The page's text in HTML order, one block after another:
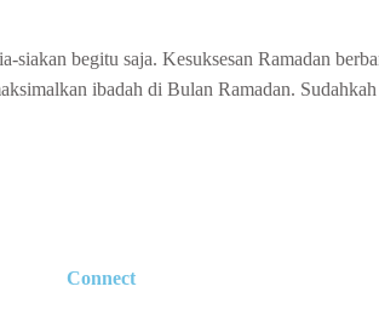
siakan begitu saja. Kesuksesan Ramadan
ibadah di Bulan Ramadan. Sudahkah
Connect